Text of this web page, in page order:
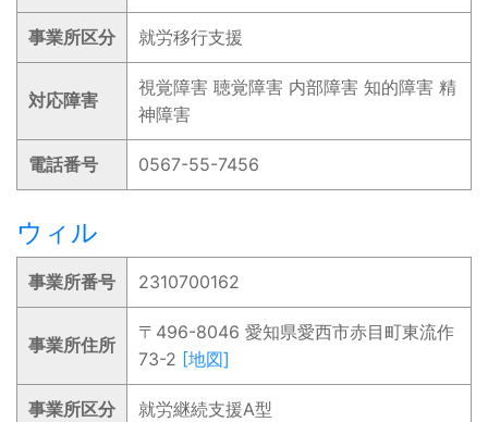
事業所区分 就労移行支援
対応障害
視覚障害 聴覚障害 内部障害 知的障害 精
神障害
電話番号 0567-55-7456
ウィル
事業所番号 2310700162
事業所住所
〒496-8046 愛知県愛西市赤目町東流作
73-2 [地図]
事業所区分 就労継続支援A型